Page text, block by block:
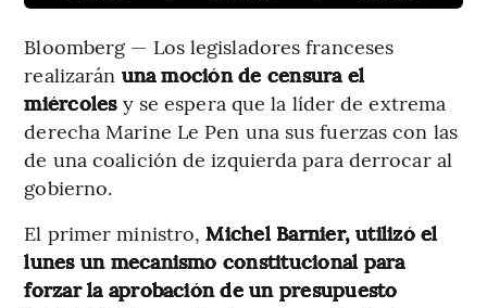
Bloomberg — Los legisladores franceses
realizarán una moción de censura el
miércolesy se espera que la líder de extrema
derecha Marine Le Pen una sus fuerzas con las
de una coalición de izquierda para derrocar al
gobierno.
El primer ministro,Michel Barnier, utilizó el
lunes un mecanismo constitucional para
forzar la aprobación de un presupuesto